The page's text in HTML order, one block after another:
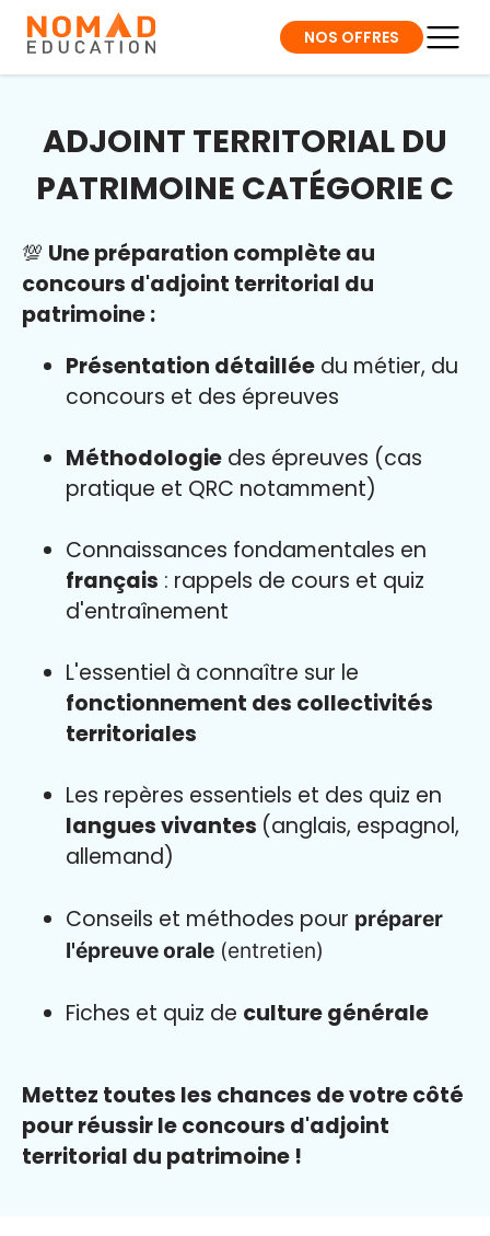
NOS OFFRES
ADJOINT TERRITORIAL DU
PATRIMOINE CATÉGORIE C
💯 Une préparation complète au
concours d'adjoint territorial du
patrimoine :
Présentation détaillée du métier, du
concours et des épreuves
Méthodologie des épreuves (cas
pratique et QRC notamment)
Connaissances fondamentales en
français : rappels de cours et quiz
d'entraînement
L'essentiel à connaître sur le
fonctionnement des collectivités
territoriales
Les repères essentiels et des quiz en
langues vivantes (anglais, espagnol,
allemand)
Conseils et méthodes pour préparer
l'épreuve orale (entretien)
Fiches et quiz de culture générale
Mettez toutes les chances de votre côté
pour réussir le concours d'adjoint
territorial du patrimoine !